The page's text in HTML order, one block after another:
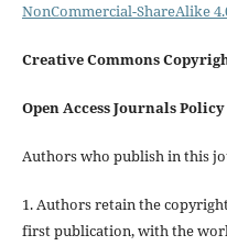
NonCommercial-ShareAlike
Creative Commons
Open Access Journals Policy
Authors who publish in this
1. Authors retain the
first publication, with the